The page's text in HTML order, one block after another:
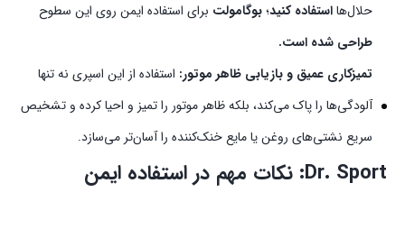
حلال‌هااستفاده کنید؛بوگامولت برای استفاده ایمن روی این سطوح
طراحی شده است.
تمیزکاری عمیق و بازیابی ظاهر موتور: استفاده از این اسپری نه تنها
آلودگی‌ها را پاک می‌کند، بلکه ظاهر موتور را تمیز و احیا کرده و تشخیص
سریع نشتی‌های روغن یا مایع خنک‌کننده را آسان‌تر می‌سازد.
Dr. Sport: نکات مهم در استفاده ایمن